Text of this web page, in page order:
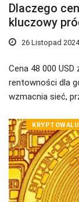
Dlaczego
kluczowy
26 Listopad 2024
Cena 48 000
rentowności dla
wzmacnia sieć,